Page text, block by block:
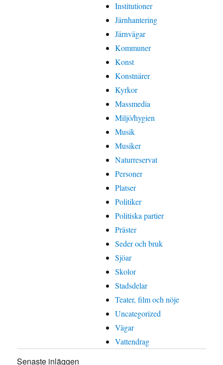
Institutioner
Järnhantering
Järnvägar
Kommuner
Konst
Konstnärer
Kyrkor
Massmedia
Miljö/hygien
Musik
Musiker
Naturreservat
Personer
Platser
Politiker
Politiska partier
Präster
Seder och bruk
Sjöar
Skolor
Stadsdelar
Teater, film och nöje
Uncategorized
Vägar
Vattendrag
Senaste inläggen